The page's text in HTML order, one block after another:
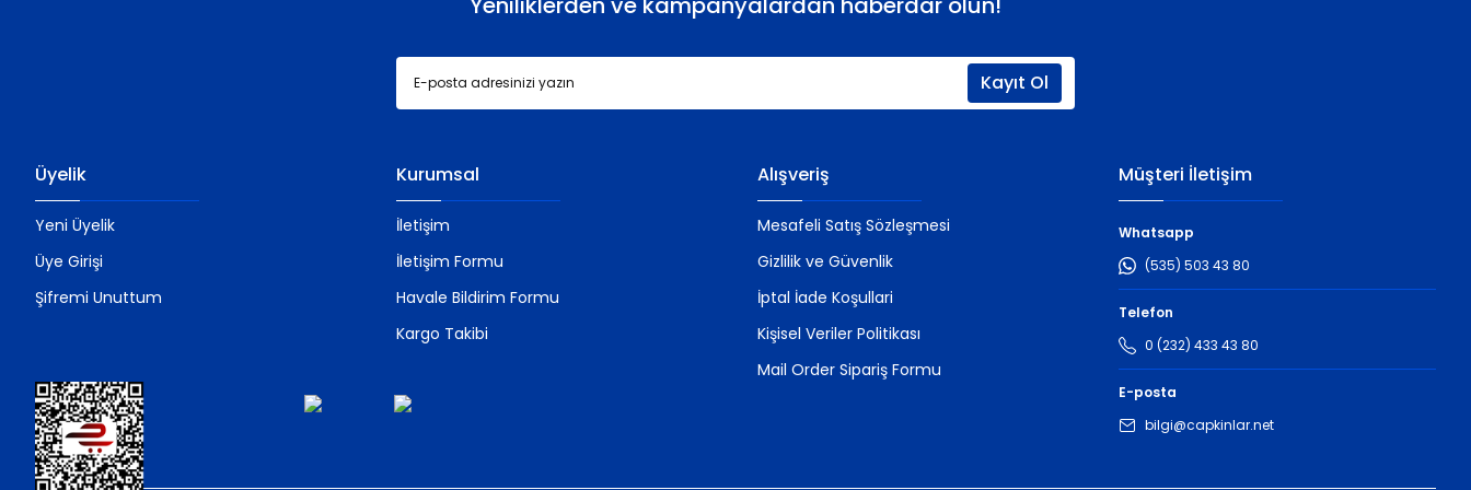
Gönder
Kayıt Ol
Üyelik
Yeni Üyelik
Üye Girişi
Şifremi Unuttum
Kurumsal
İletişim
İletişim Formu
Havale Bildirim Formu
Kargo Takibi
Alışveriş
Mesafeli Satış Sözleşmesi
Gizlilik ve Güvenlik
İptal İade Koşullari
Kişisel Veriler Politikası
Mail Order Sipariş Formu
Müşteri İletişim
Whatsapp
(535) 503 43 80
Telefon
0 (232) 433 43 80
E-posta
bilgi@capkinlar.net